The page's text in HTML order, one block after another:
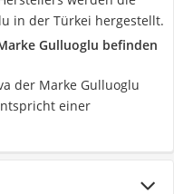
in der Türkei hergestellt.
Gulluoglu befinden
der Marke Gulluoglu
einer